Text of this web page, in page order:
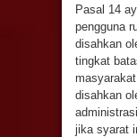
Pasal 14
pengguna
disahkan
tingkat
disahkan
jika syarat